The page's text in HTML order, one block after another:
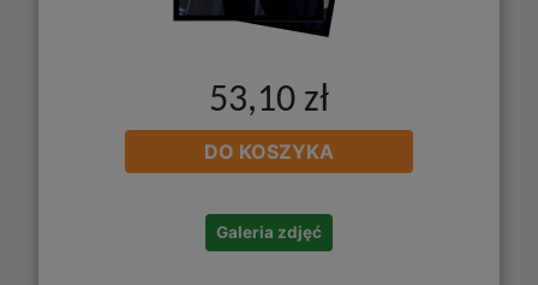
53,10 zł
DO KOSZYKA
Galeria zdjęć